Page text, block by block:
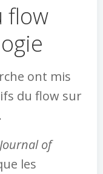
flow
ont mis
du flow sur
Journal of
les